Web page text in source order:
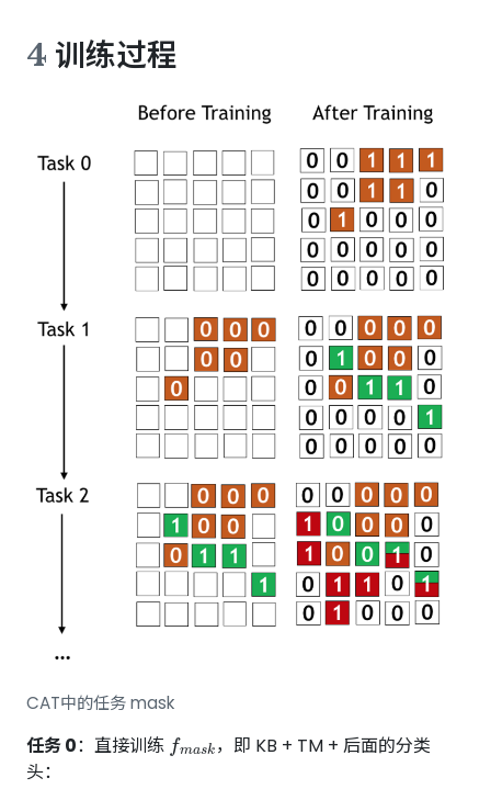
4 训练过程
CAT中的任务 mask
任务 0：直接训练
m
，即 KB + TM + 后面的分类
头：